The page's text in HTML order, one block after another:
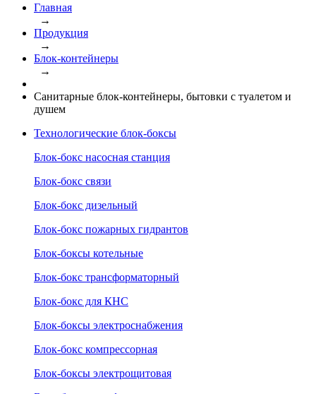
Главная
→
Продукция
→
Блок-контейнеры
→
Санитарные блок-контейнеры, бытовки с туалетом и
душем
Технологические блок-боксы
Блок-бокс насосная станция
Блок-бокс связи
Блок-бокс дизельный
Блок-бокс пожарных гидрантов
Блок-боксы котельные
Блок-бокс трансформаторный
Блок-бокс для КНС
Блок-боксы электроснабжения
Блок-бокс компрессорная
Блок-боксы электрощитовая